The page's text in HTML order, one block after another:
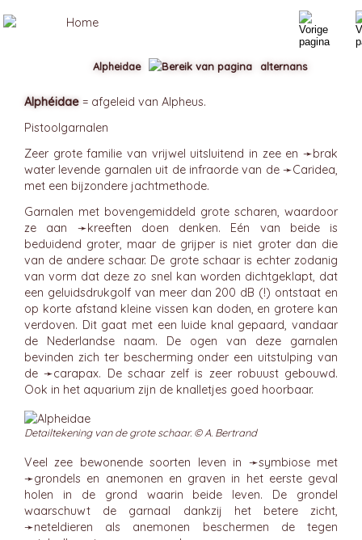
Alphéidae = afgeleid van Alpheus.
Pistoolgarnalen
Zeer grote familie van vrijwel uitsluitend in zee en ➛brak
water levende garnalen uit de infraorde van de ➛Caridea,
met een bijzondere jachtmethode.
Garnalen met bovengemiddeld grote scharen, waardoor
ze aan ➛kreeften doen denken. Eén van beide is
beduidend groter, maar de grijper is niet groter dan die
van de andere schaar. De grote schaar is echter zodanig
van vorm dat deze zo snel kan worden dichtgeklapt, dat
een geluidsdrukgolf van meer dan 200 dB (!) ontstaat en
op korte afstand kleine vissen kan doden, en grotere kan
verdoven. Dit gaat met een luide knal gepaard, vandaar
de Nederlandse naam. De ogen van deze garnalen
bevinden zich ter bescherming onder een uitstulping van
de ➛carapax. De schaar zelf is zeer robuust gebouwd.
Ook in het aquarium zijn de knalletjes goed hoorbaar.
Detailtekening van de grote schaar. © A. Bertrand
Veel zee bewonende soorten leven in ➛symbiosemet
➛grondels en anemonen en graven in het eerste geval
holen in de grond waarin beide leven. De grondel
waarschuwt de garnaal dankzij het betere zicht,
➛neteldieren als anemonen beschermen de tegen
Alpheidae alternans